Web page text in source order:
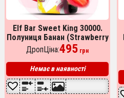
Elf Bar Sweet King 30000.
Полуниця Банан (Strawberry
Banana)
ДропЦіна:495 грн
Немає в наявності